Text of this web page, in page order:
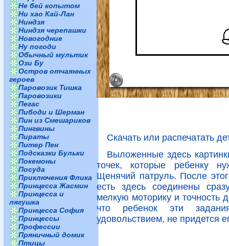
Не бей копытом
Ни хао Кай-Лан
Ниндзя
Ниндзя черепашки
Новогодние
Ну погоди
Обычный мультик
Ози Бу
Остров отчаянных
героев
Паровозик Тишка
Паровозики
Пегас
Пибоди и Шерман
Пин из Смешариков
Пингвины
Пираты
Питер Пен
Подсказки Бульки
Покемоны
Посуда
Приключения Флика
Принцесса Жасмин
Принцесса и
лягушка
Принцесса София
Принцессы
Профессии
Пряничный домик
Птицы
Скачать или распечатать
Выложенные здесь
точек, которые ребенку
Щенячий патруль. После
есть здесь соединены
мелкую моторику и точность
что ребенок эти
удовольствием, не придется